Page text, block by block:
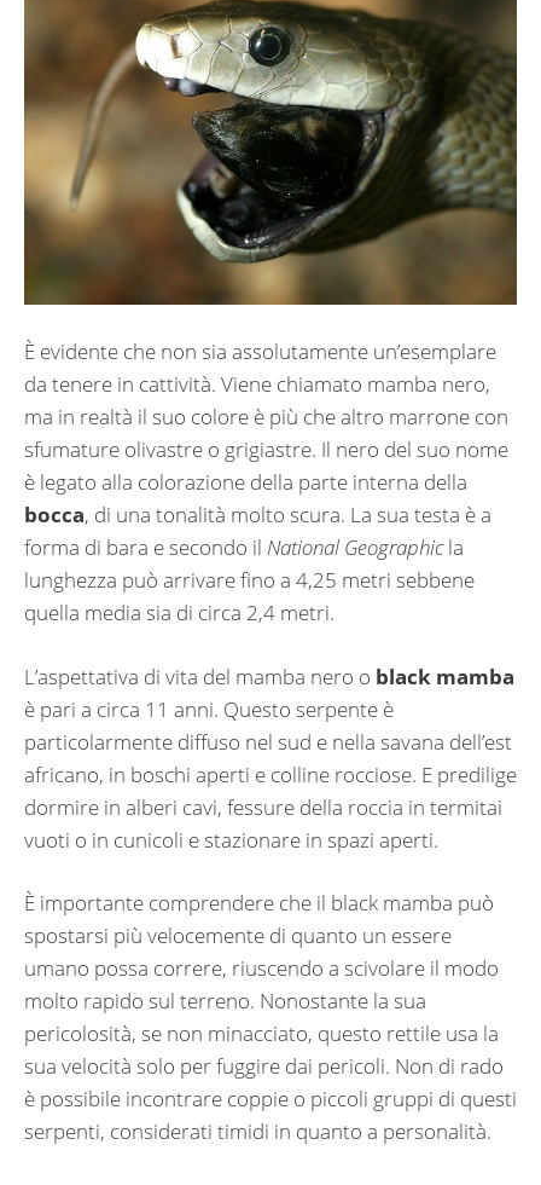
È evidente che non sia assolutamente un’esemplare
da tenere in cattività. Viene chiamato mamba nero,
ma in realtà il suo colore è più che altro marrone con
sfumature olivastre o grigiastre. Il nero del suo nome
è legato alla colorazione della parte interna della
bocca, di una tonalità molto scura. La sua testa è a
forma di bara e secondo il National Geographicla
lunghezza può arrivare fino a 4,25 metri sebbene
quella media sia di circa 2,4 metri.
L’aspettativa di vita del mamba nero o black mamba
è pari a circa 11 anni. Questo serpente è
particolarmente diffuso nel sud e nella savana dell’est
africano, in boschi aperti e colline rocciose. E predilige
dormire in alberi cavi, fessure della roccia in termitai
vuoti o in cunicoli e stazionare in spazi aperti.
È importante comprendere che il black mamba può
spostarsi più velocemente di quanto un essere
umano possa correre, riuscendo a scivolare il modo
molto rapido sul terreno. Nonostante la sua
pericolosità, se non minacciato, questo rettile usa la
sua velocità solo per fuggire dai pericoli. Non di rado
è possibile incontrare coppie o piccoli gruppi di questi
serpenti, considerati timidi in quanto a personalità.